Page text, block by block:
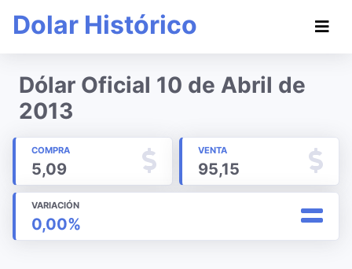
Dolar Histórico
Dólar Oficial 10 de Abril de
2013
COMPRA
5,09
VENTA
95,15
VARIACIÓN
0,00%